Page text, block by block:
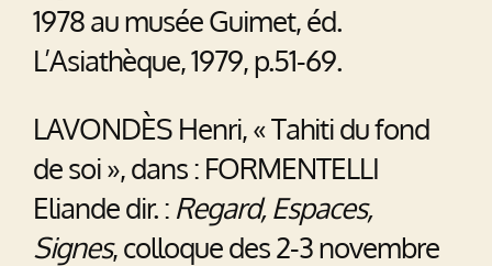
1978 au musée Guimet, éd.
L’Asiathèque, 1979, p.51-69.
LAVONDÈS Henri, « Tahiti du fond
de soi », dans : FORMENTELLI
Eliande dir. : Regard, Espaces,
Signes, colloque des 2-3 novembre